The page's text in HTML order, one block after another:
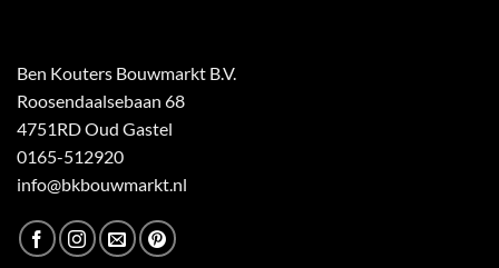
Ben Kouters Bouwmarkt B.V.
Roosendaalsebaan 68
4751RD Oud Gastel
0165-512920
info@bkbouwmarkt.nl